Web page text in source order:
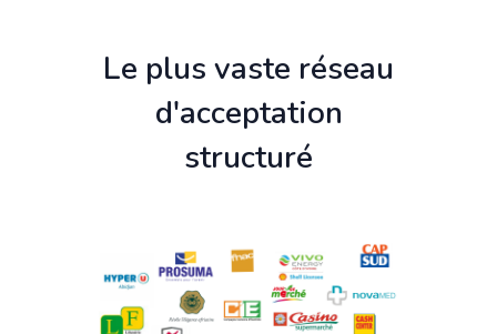
Le plus vaste réseau
d'acceptation
structuré